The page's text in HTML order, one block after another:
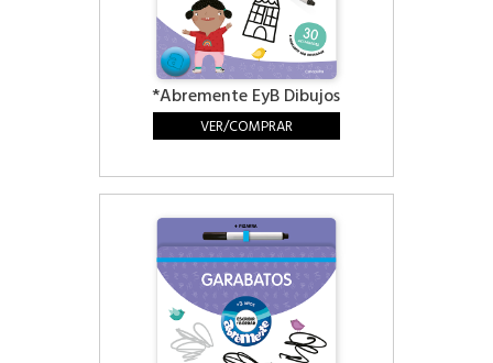
*Abremente EyB Dibujos
VER/COMPRAR